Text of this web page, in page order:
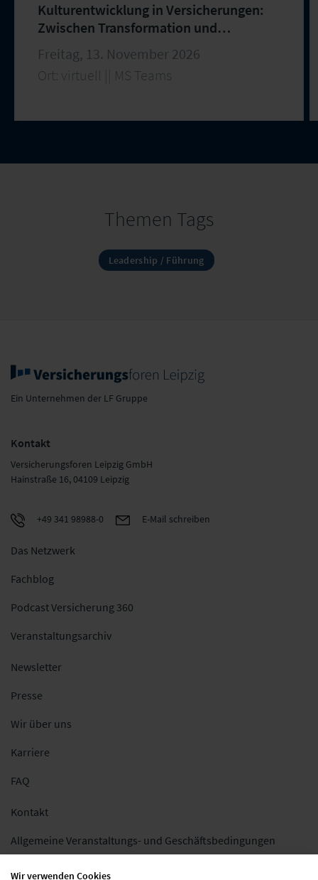
Kulturentwicklung in Versicherungen:
Zwischen Transformation und
Arbeitsalltag
Freitag, 13. November 2026
Ort: virtuell || MS Teams
Themen Tags
Leadership / Führung
Ein Unternehmen der LF Gruppe
Kontakt
Versicherungsforen Leipzig GmbH
Hainstraße 16, 04109 Leipzig
+49 341 98988-0 E-Mail schreiben
Das Netzwerk
Fachblog
Podcast Versicherung 360
Veranstaltungsarchiv
Newsletter
Presse
Wir über uns
Karriere
FAQ
Kontakt
Allgemeine Veranstaltungs- und Geschäftsbedingungen
Wir verwenden Cookies